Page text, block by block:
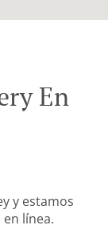
En
y estamos
línea.